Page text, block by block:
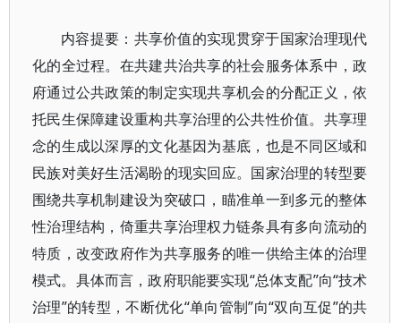
内容提要：共享价值的实现贯穿于国家治理现代
化的全过程。在共建共治共享的社会服务体系中，政
府通过公共政策的制定实现共享机会的分配正义，依
托民生保障建设重构共享治理的公共性价值。共享理
念的生成以深厚的文化基因为基底，也是不同区域和
民族对美好生活渴盼的现实回应。国家治理的转型要
围绕共享机制建设为突破口，瞄准单一到多元的整体
性治理结构，倚重共享治理权力链条具有多向流动的
特质，改变政府作为共享服务的唯一供给主体的治理
模式。具体而言，政府职能要实现“总体支配”向“技术
治理”的转型，不断优化“单向管制”向“双向互促”的共